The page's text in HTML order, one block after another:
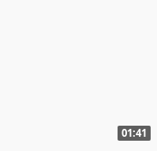
01:41